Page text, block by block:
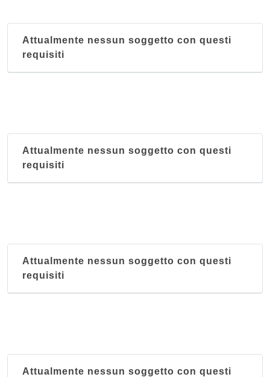
Attualmente nessun soggetto con questi
requisiti
Attualmente nessun soggetto con questi
requisiti
Attualmente nessun soggetto con questi
requisiti
Attualmente nessun soggetto con questi